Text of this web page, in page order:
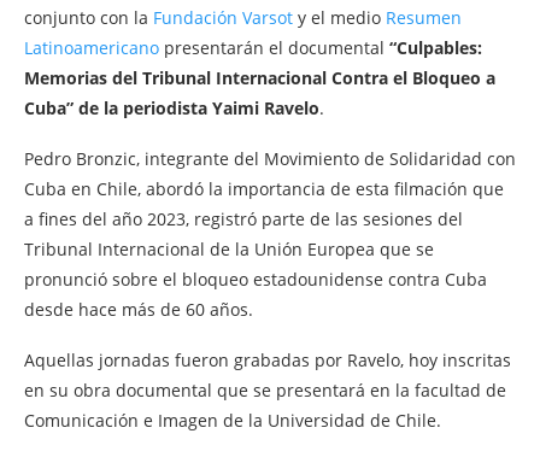
conjunto con la Fundación Varsot y el medio Resumen
Latinoamericano presentarán el documental “Culpables:
Memorias del Tribunal Internacional Contra el Bloqueo a
Cuba” de la periodista Yaimi Ravelo.
Pedro Bronzic, integrante del Movimiento de Solidaridad con
Cuba en Chile, abordó la importancia de esta filmación que
a fines del año 2023, registró parte de las sesiones del
Tribunal Internacional de la Unión Europea que se
pronunció sobre el bloqueo estadounidense contra Cuba
desde hace más de 60 años.
Aquellas jornadas fueron grabadas por Ravelo, hoy inscritas
en su obra documental que se presentará en la facultad de
Comunicación e Imagen de la Universidad de Chile.